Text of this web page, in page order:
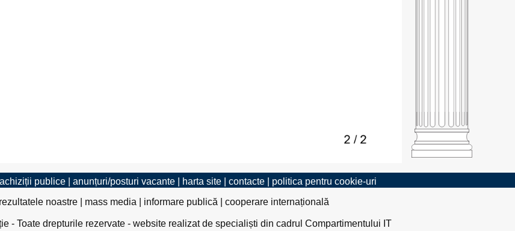
publice| anunțuri/posturi vacante| harta site| contacte| politica pentru cookie-uri
rezultatele noastre| mass media informare publică cooperare internațională
- Toate drepturile rezervate - website realizat de specialiști din cadrul Compartimentului IT